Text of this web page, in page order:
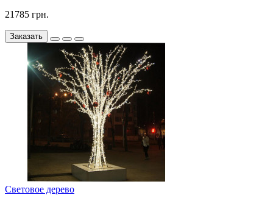
21785 грн.
Заказать
Световое дерево